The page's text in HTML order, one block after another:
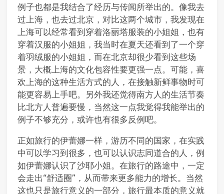
例子也都是我结合了经历与传闻所举出的。像我去
过上海，也去过北京，对比这两个城市，我发现在
上海可以经常看到穿着洛丽塔服装的小姐姐，也有
穿着汉服的小姐姐，我当时在夏天还看到了一个穿
着羽绒服的小姐姐，而在北京却很少看到这些场
景，大概上海的文化包容性要更强一点。可能，喜
欢上海的这种生活方式的人，在接触新鲜事物时可
能更容易上手吧。另外我还觉得南方人的生活节奏
比北方人普遍要慢，当然这一点我觉得我能举出的
例子不够充分，或许也有很多反例吧。
正如旅行的伊蕾娜一样，游历不同的国家，在实践
中可以学习到很多，也可以认识志同道合的人，例
如伊蕾娜认识了沙耶小姐。在旅行的路途中，一定
会走出“舒适圈”，从而带来更多能力的增长。当然
这也只是旅行意义的一部分，旅行最本质的意义就